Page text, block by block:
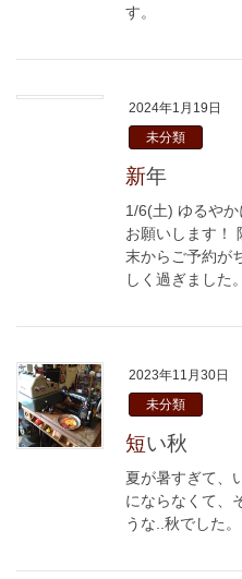
す。
2024年1月19日
未分類
新年
1/6(土) ゆるやか
お願いします！
末からご予約が
しく過ぎました。
2023年11月30日
未分類
短い秋
夏が暑すぎて、
にならなくて、
うな..秋でした。